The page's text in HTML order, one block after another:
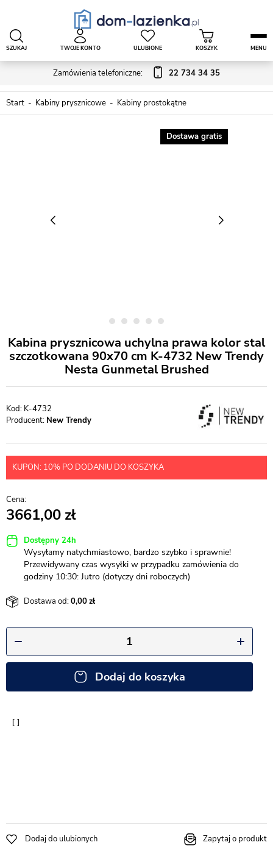
Zamówienia telefoniczne: 22 734 34 35
SZUKAJ TWOJE KONTO ULUBIONE KOSZYK MENU
Start Kabiny prysznicowe Kabiny prostokątne
Dostawa gratis
Kabina prysznicowa uchylna prawa kolor stal
szczotkowana 90x70 cm K-4732 New Trendy
Nesta Gunmetal Brushed
K-4732
Producent: New Trendy
KUPON: 10% PO DODANIU DO KOSZYKA
3661,00
Dostępny 24h
Wysyłamy natychmiastowo, bardzo szybko i sprawnie!
Przewidywany czas wysyłki w przypadku zamówienia do
godziny 10:30: Jutro (dotyczy dni roboczych)
Dostawa od:0,00
Dodaj do koszyka
Dodaj do ulubionych Zapytaj o produkt